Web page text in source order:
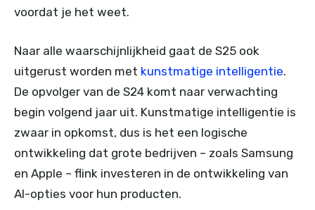
voordat je het weet.
Naar alle waarschijnlijkheid gaat de S25 ook
uitgerust worden met kunstmatige intelligentie.
De opvolger van de S24 komt naar verwachting
begin volgend jaar uit. Kunstmatige intelligentie is
zwaar in opkomst, dus is het een logische
ontwikkeling dat grote bedrijven – zoals Samsung
en Apple – flink investeren in de ontwikkeling van
AI-opties voor hun producten.